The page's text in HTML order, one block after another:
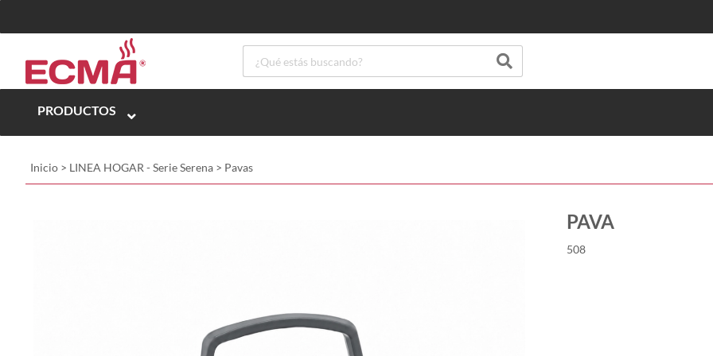
PRODUCTOS
Inicio > LINEA HOGAR - Serie Serena > Pavas
PAVA
508